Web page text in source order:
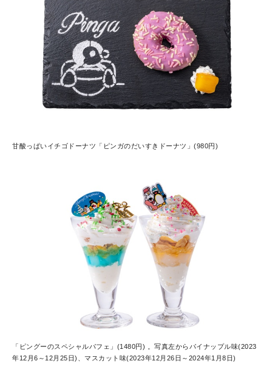
甘酸っぱいイチゴドーナツ「ピンガのだいすきドーナツ」(980円)
「ピングーのスペシャルパフェ」(1480円) 。写真左からパイナップル味(2023
年12月6～12月25日)、マスカット味(2023年12月26日～2024年1月8日)